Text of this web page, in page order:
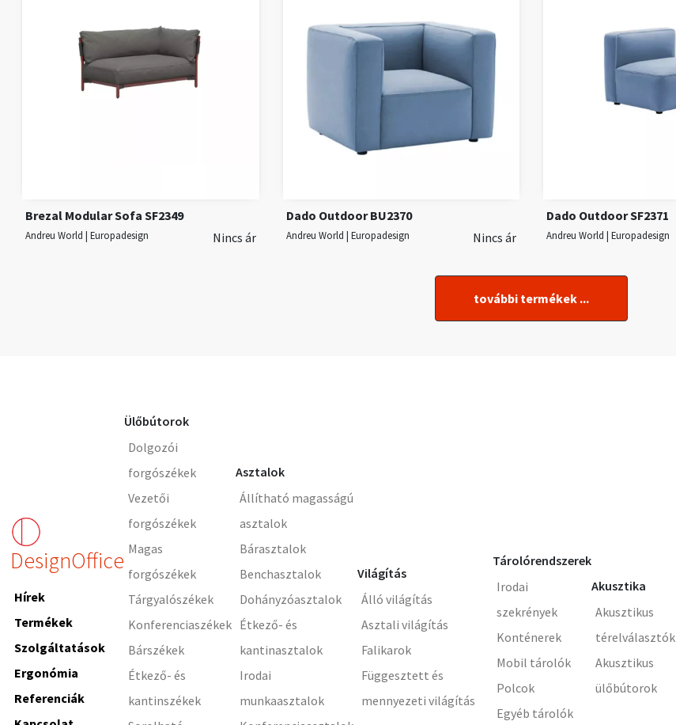
Brezal Modular Sofa SF2349
Andreu World | Europadesign Nincs ár
Dado Outdoor BU2370
Andreu World | Europadesign Nincs ár
Dado Outdoor SF2371
Andreu World | Europadesign
további termékek ...
DesignOffice
Hírek
Termékek
Szolgáltatások
Ergonómia
Referenciák
Ülőbútorok
Dolgozói
forgószékek
Vezetői
forgószékek
Magas
forgószékek
Tárgyalószékek
Konferenciaszékek
Bárszékek
Étkező- és
kantinszékek
Asztalok
Állítható magasságú
asztalok
Bárasztalok
Benchasztalok
Dohányzóasztalok
Étkező- és
kantinasztalok
Irodai
munkaasztalok
Világítás
Álló világítás
Asztali világítás
Falikarok
Függesztett és
mennyezeti világítás
Tárolórendszerek
Irodai
szekrények
Konténerek
Mobil tárolók
Polcok
Egyéb tárolók
Akusztika
Akusztikus
térelválasztók
Akusztikus
ülőbútorok